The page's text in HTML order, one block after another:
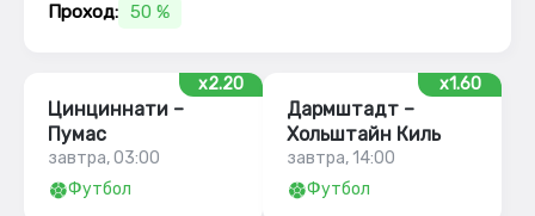
Проход: 50 %
x2.20
Цинциннати –
Пумас
завтра, 03:00
Футбол
x1.60
Дармштадт –
Хольштайн Киль
завтра, 14:00
Футбол